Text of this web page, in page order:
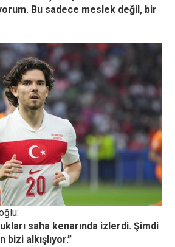
Bu sadece meslek değil, bir
saha kenarında izlerdi. Şimdi
bizi alkışlıyor.”